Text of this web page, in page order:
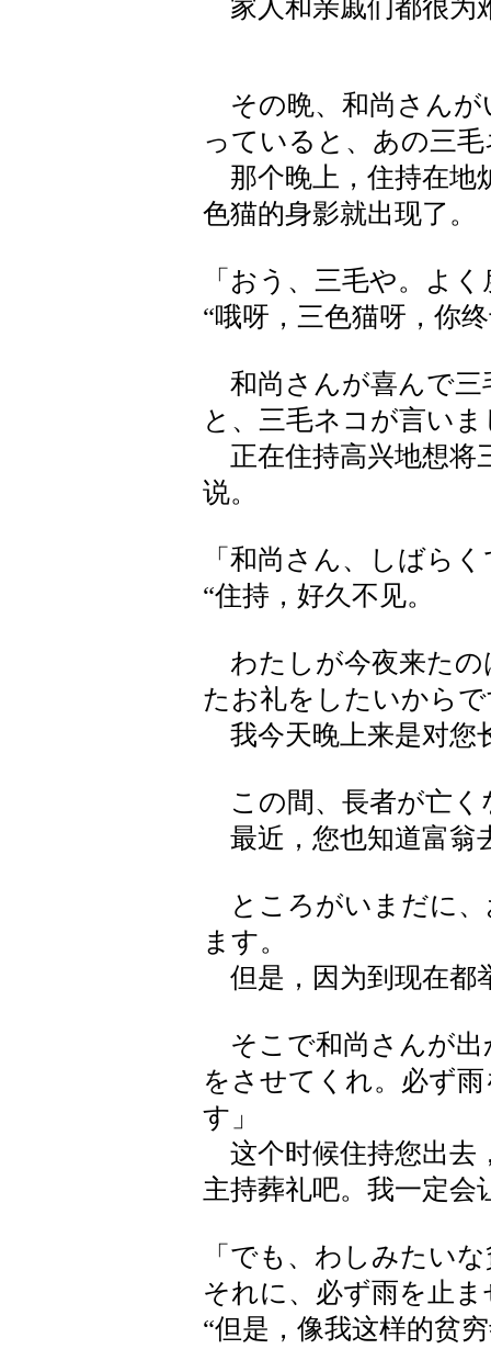
家人和亲戚们都很为
その晩、和尚さんが
っていると、あの三
那个晚上，住持在地
色猫的身影就出现了。
「おう、三毛や。よ
“哦呀，三色猫呀，你
和尚さんが喜んで三
と、三毛ネコが言い
正在住持高兴地想将
说。
「和尚さん、しばら
“住持，好久不见。
わたしが今夜来たの
たお礼をしたいから
我今天晚上来是对您
この間、長者が亡く
最近，您也知道富翁
ところがいまだに、
ます。
但是，因为到现在都
そこで和尚さんが出
をさせてくれ。必ず
す」
这个时候住持您出去
主持葬礼吧。我一定会
「でも、わしみたい
それに、必ず雨を止
“但是，像我这样的贫